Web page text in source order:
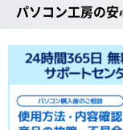
パソコン工房の安